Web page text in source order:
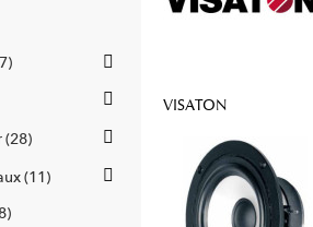
28
11
VISATON